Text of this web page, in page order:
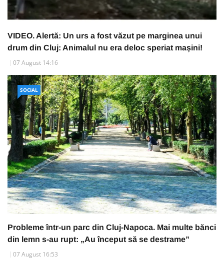
VIDEO. Alertă: Un urs a fost văzut pe marginea unui
drum din Cluj: Animalul nu era deloc speriat mașini!
07 August 14:16
SOCIAL
Probleme într-un parc din Cluj-Napoca. Mai multe bănci
din lemn s-au rupt: „Au început să se destrame”
07 August 16:53